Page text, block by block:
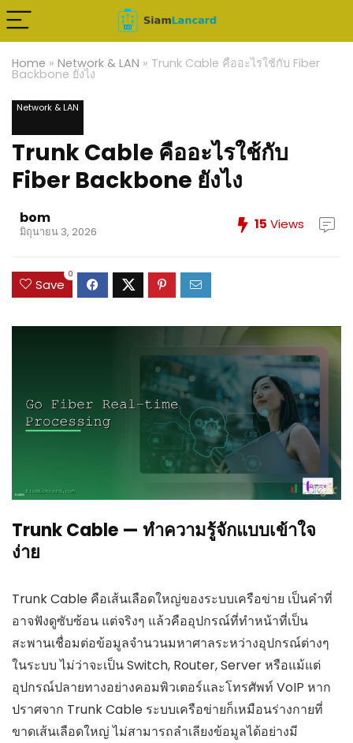
Home » Network & LAN » Trunk Cable คืออะไรใช้กับ Fiber
Backbone ยังไง
Network & LAN
Trunk Cable คืออะไรใช้กับ
Fiber Backbone ยังไง
bom
มิถุนายน 3, 2026 15 Views
Save
0
Trunk Cable — ทำความรู้จักแบบเข้าใจ
ง่าย
Trunk Cable คือเส้นเลือดใหญ่ของระบบเครือข่าย เป็นคำที่
อาจฟังดูซับซ้อน แต่จริงๆ แล้วคืออุปกรณ์ที่ทำหน้าที่เป็น
สะพานเชื่อมต่อข้อมูลจำนวนมหาศาลระหว่างอุปกรณ์ต่างๆ
ในระบบ ไม่ว่าจะเป็น Switch, Router, Server หรือแม้แต่
อุปกรณ์ปลายทางอย่างคอมพิวเตอร์และโทรศัพท์ VoIP หาก
ปราศจาก Trunk Cable ระบบเครือข่ายก็เหมือนร่างกายที่
ขาดเส้นเลือดใหญ่ ไม่สามารถลำเลียงข้อมูลได้อย่างมี